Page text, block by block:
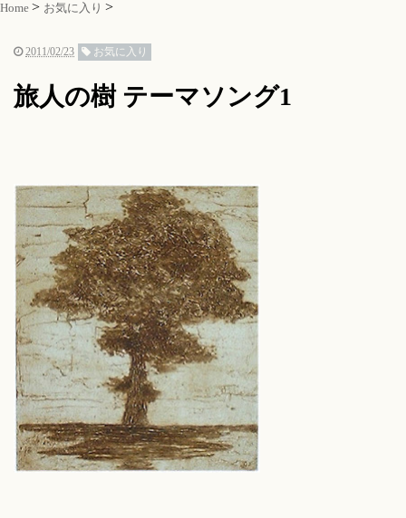
Home お気に入り
2011/02/23 お気に入り
旅人の樹 テーマソング1